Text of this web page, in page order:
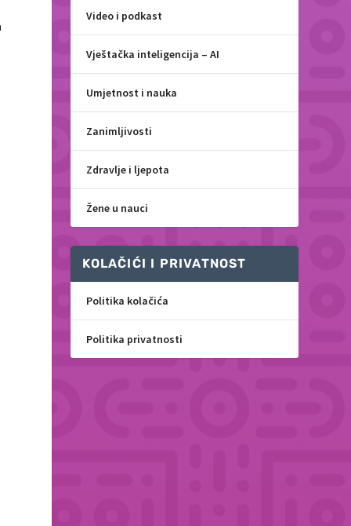
Video i podkast
Vještačka inteligencija – AI
Umjetnost i nauka
Zanimljivosti
Zdravlje i ljepota
Žene u nauci
KOLAČIĆI I PRIVATNOST
Politika kolačića
Politika privatnosti